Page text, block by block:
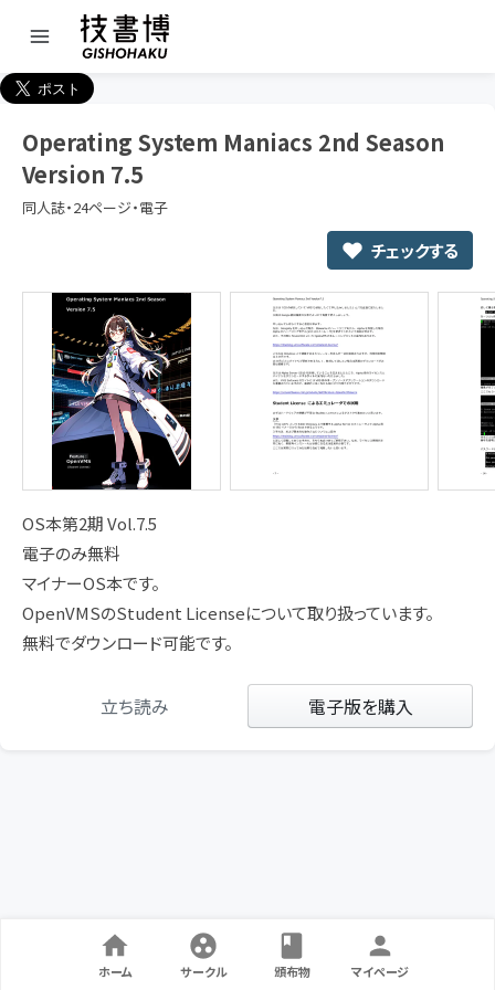
Operating System Maniacs 2nd Season
Version 7.5
同人誌・24ページ・電子
チェックする
OS本第2期 Vol.7.5
電子のみ無料
マイナーOS本です。
OpenVMSのStudent Licenseについて取り扱っています。
無料でダウンロード可能です。
立ち読み 電子版を購入
ホーム サークル 頒布物 マイページ